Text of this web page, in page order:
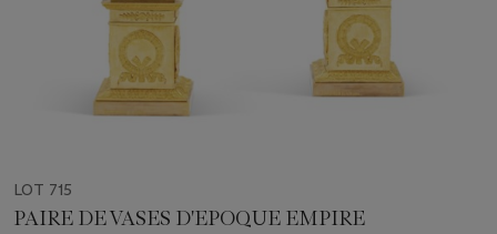
LOT 715
PAIRE DE VASES D'EPOQUE EMPIRE